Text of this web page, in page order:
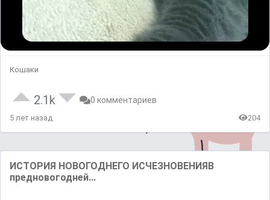
Кошаки
2.1k 0 комментариев
5 лет назад 204
ИСТОРИЯ НОВОГОДНЕГО ИСЧЕЗНОВЕНИЯВ
предновогодней...